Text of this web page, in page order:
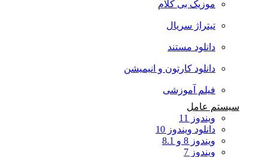
موزیک بی کلام
تیتراژ سریال
دانلود مستند
دانلود کارتون و انیمیشن
فیلم آموزشی
سیستم عامل
ویندوز 11
دانلود ویندوز 10
ویندوز 8 و 8.1
ویندوز 7